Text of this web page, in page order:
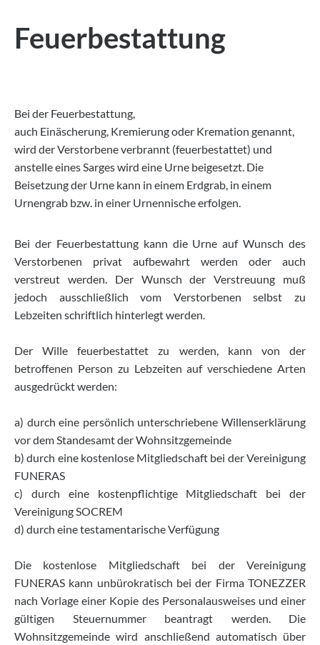
Feuerbestattung
Bei der Feuerbestattung,
auch Einäscherung, Kremierung oder Kremation genannt,
wird der Verstorbene verbrannt (feuerbestattet) und
anstelle eines Sarges wird eine Urne beigesetzt. Die
Beisetzung der Urne kann in einem Erdgrab, in einem
Urnengrab bzw. in einer Urnennische erfolgen.
Bei der Feuerbestattung kann die Urne auf Wunsch des
Verstorbenen privat aufbewahrt werden oder auch
verstreut werden. Der Wunsch der Verstreuung muß
jedoch ausschließlich vom Verstorbenen selbst zu
Lebzeiten schriftlich hinterlegt werden.
Der Wille feuerbestattet zu werden, kann von der
betroffenen Person zu Lebzeiten auf verschiedene Arten
ausgedrückt werden:
a) durch eine persönlich unterschriebene Willenserklärung
vor dem Standesamt der Wohnsitzgemeinde
b) durch eine kostenlose Mitgliedschaft bei der Vereinigung
FUNERAS
c) durch eine kostenpflichtige Mitgliedschaft bei der
Vereinigung SOCREM
d) durch eine testamentarische Verfügung
Die kostenlose Mitgliedschaft bei der Vereinigung
FUNERAS kann unbürokratisch bei der Firma TONEZZER
nach Vorlage einer Kopie des Personalausweises und einer
gültigen Steuernummer beantragt werden. Die
Wohnsitzgemeinde wird anschließend automatisch über